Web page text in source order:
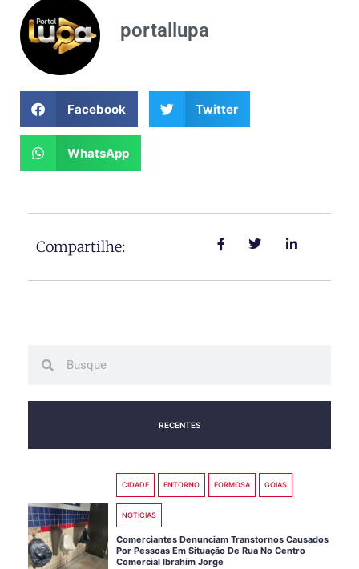
portallupa
Facebook Twitter
WhatsApp
Compartilhe:
RECENTES
CIDADE ENTORNO FORMOSA GOIÁS
NOTÍCIAS
Comerciantes Denunciam Transtornos Causados
Por Pessoas Em Situação De Rua No Centro
Comercial Ibrahim Jorge